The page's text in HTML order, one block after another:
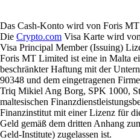
Das Cash-Konto wird von Foris
Die Crypto.com Visa Karte wird
Visa Principal Member (Issuing)
Foris MT Limited ist eine in Malta
beschränkter Haftung mit der
90348 und dem eingetragenen
Triq Mikiel Ang Borg, SPK 1000,
maltesischen
Finanzinstitut mit einer Lizenz für
Geld gemäß dem dritten Anhang
Geld-Institute) zugelassen ist.